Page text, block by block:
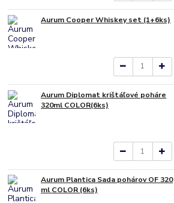
Aurum Cooper Whiskey set (1+6ks)
Aurum Diplomat krištáľové poháre
320ml COLOR(6ks)
Aurum Plantica Sada pohárov OF 320
ml COLOR (6ks)